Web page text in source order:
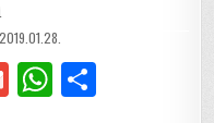
DATE:
G W